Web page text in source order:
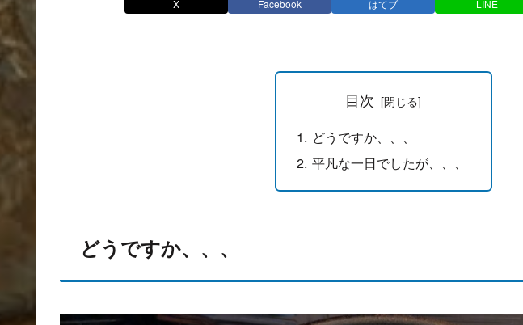
X Facebook はてブ LINE
目次
どうですか、、、
平凡な一日でしたが、、、
どうですか、、、